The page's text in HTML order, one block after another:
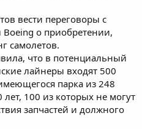
вести переговоры с
о приобретении,
самолетов.
что в потенциальный
лайнеры входят 500
парка из 248
100 из которых не могут
запчастей и должного